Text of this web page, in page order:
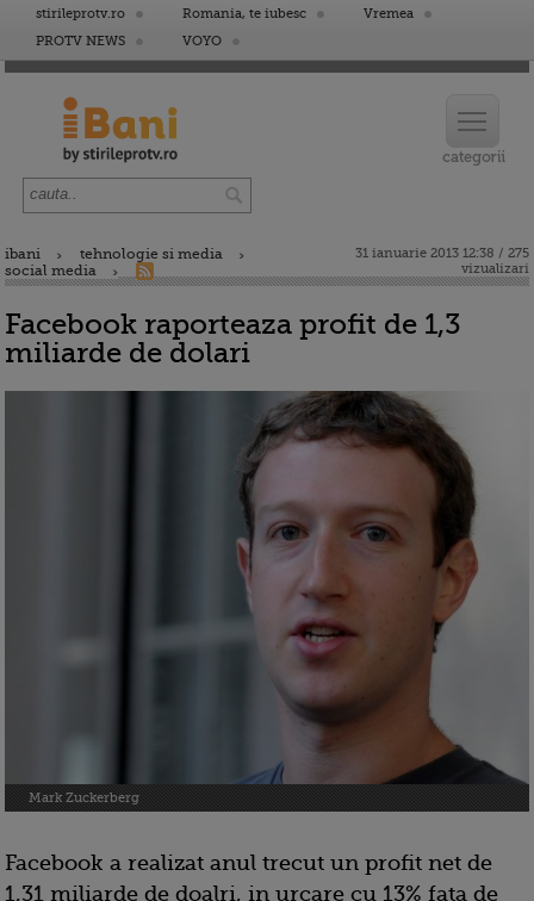
stirileprotv.ro Romania, te iubesc
Vremea
PROTV NEWS
VOYO
ibani
tehnologie si media
social media
31 ianuarie 2013 12:38 / 275
vizualizari
Facebook raporteaza profit de 1,3
miliarde de dolari
Mark Zuckerberg
Facebook a realizat anul trecut un profit net de
1,31 miliarde de doalri, in urcare cu 13% fata de